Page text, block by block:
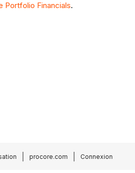
Portfolio Financials.
procore.com Connexion